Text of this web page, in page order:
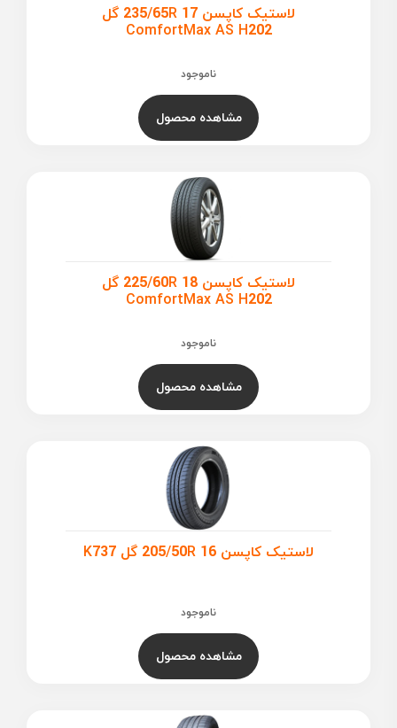
لاستیک کاپسن 235/65R 17 گل
ComfortMax AS H202
ناموجود
مشاهده محصول
لاستیک کاپسن 225/60R 18 گل
ComfortMax AS H202
ناموجود
مشاهده محصول
لاستیک کاپسن 205/50R 16 گل K737
ناموجود
مشاهده محصول